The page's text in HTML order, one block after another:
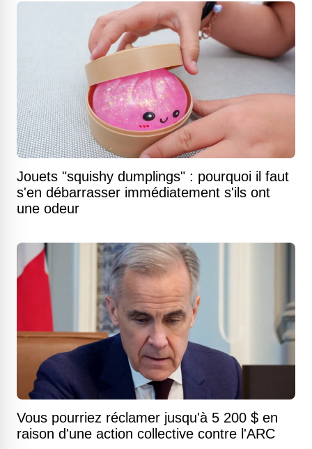
Jouets "squishy dumplings" : pourquoi il faut
s'en débarrasser immédiatement s'ils ont
une odeur
Vous pourriez réclamer jusqu'à 5 200 $ en
raison d'une action collective contre l'ARC